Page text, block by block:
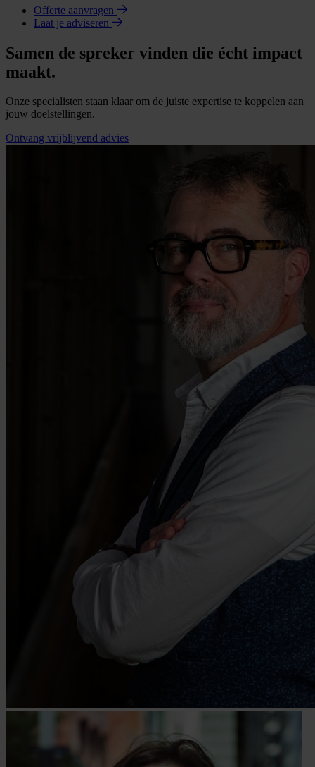
Offerte aanvragen
Laat je adviseren
Samen de spreker vinden die écht impact
maakt.
Onze specialisten staan klaar om de juiste expertise te koppelen aan
jouw doelstellingen.
Ontvang vrijblijvend advies